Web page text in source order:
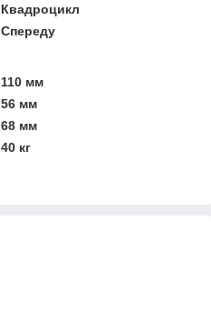
Квадроцикл
Спереду
110 мм
56 мм
68 мм
40 кг